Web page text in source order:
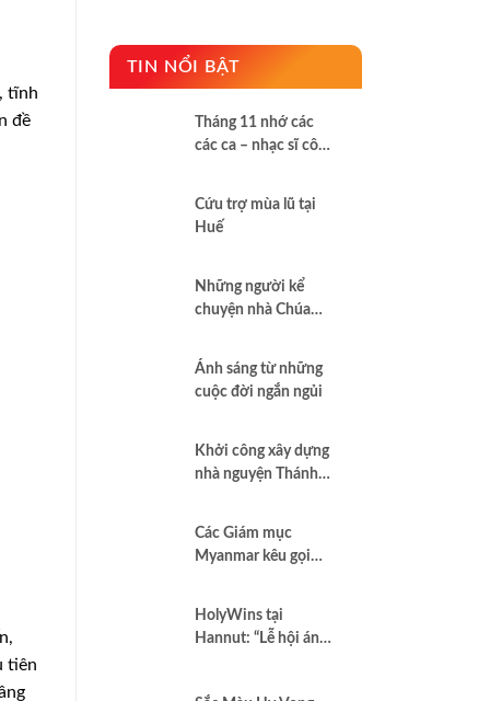
tĩnh
đề
tiên
TIN NỔI BẬT
Tháng 11 nhớ các
các ca – nhạc sĩ công
Cứu trợ mùa lũ tại
Huế
Những người kể
chuyện nhà Chúa
Ánh sáng từ những
cuộc đời ngắn ngủi
Khởi công xây dựng
nhà nguyện Thánh
Các Giám mục
Myanmar kêu gọi
cảnh “đa khủng
HolyWins tại
Hannut: “Lễ hội ánh